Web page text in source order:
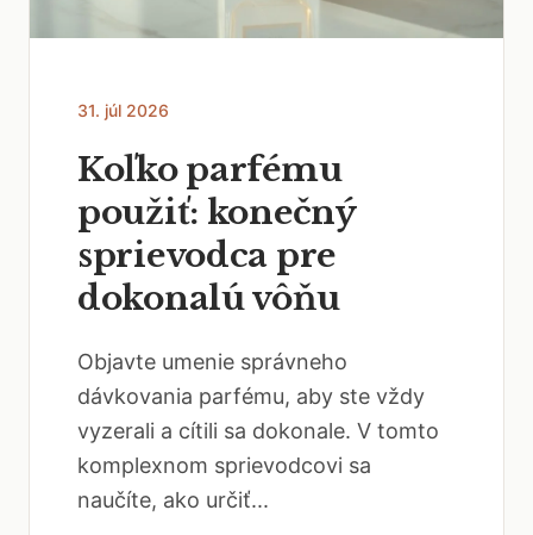
31. júl 2026
Koľko parfému
použiť: konečný
sprievodca pre
dokonalú vôňu
Objavte umenie správneho
dávkovania parfému, aby ste vždy
vyzerali a cítili sa dokonale. V tomto
komplexnom sprievodcovi sa
naučíte, ako určiť...